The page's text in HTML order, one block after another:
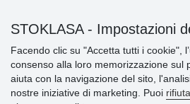
» Impostazioni dei cookie
» Termini & Condizioni
» Informativa sulla Privacy
» Consegna e pagamento
» Garanzia e resi
STOKLASA - Impostazioni
Facendo clic su "Accetta tutti i cookie",
consenso alla loro memorizzazione sul
aiuta con la navigazione del sito,
nostre iniziative di marketing. Puoi